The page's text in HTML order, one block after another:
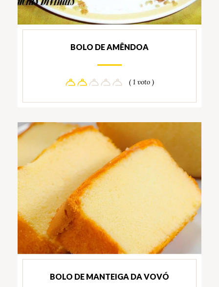
BOLO DE AMÊNDOA
( 1 voto )
BOLO DE MANTEIGA DA VOVÓ